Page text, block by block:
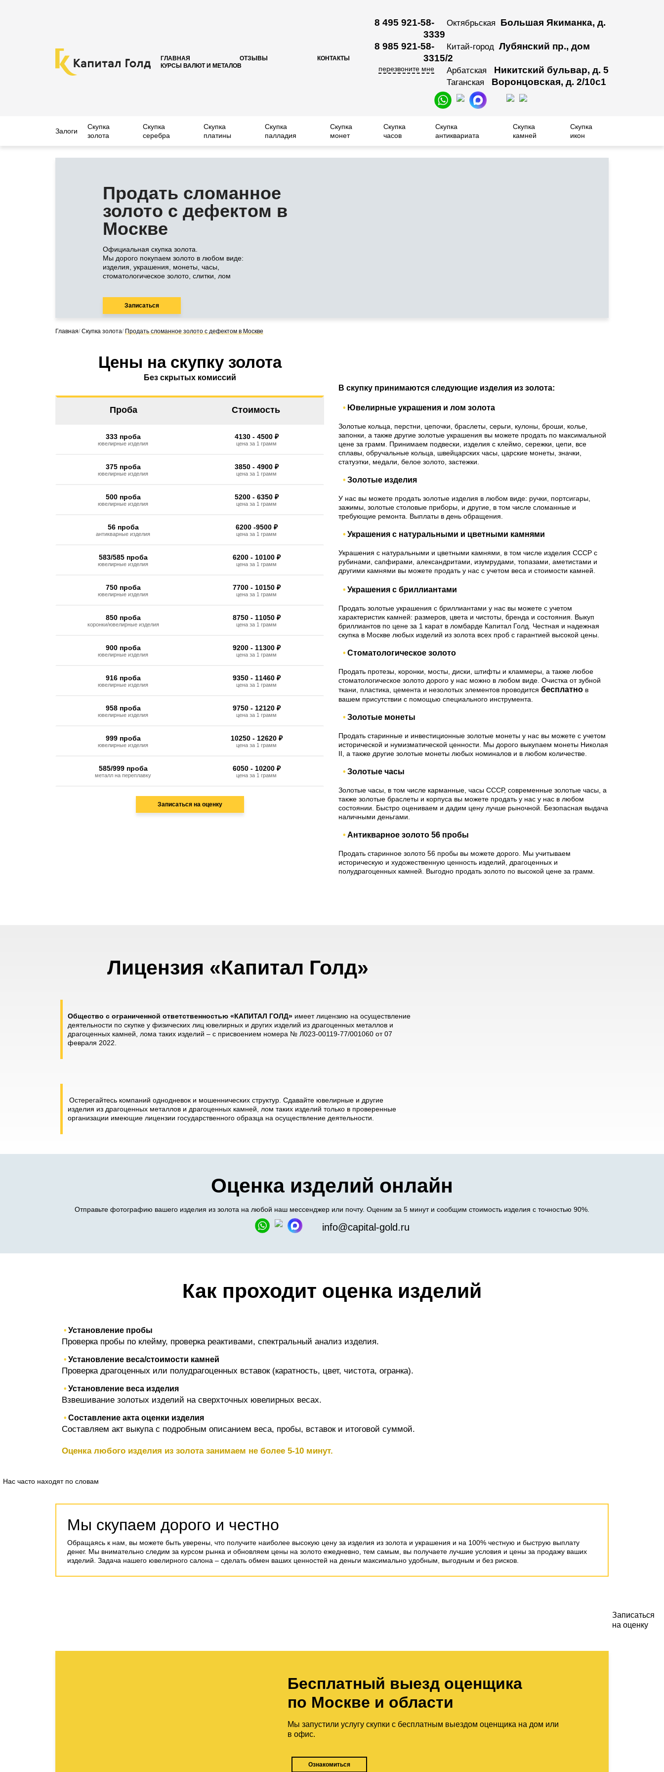
ГЛАВНАЯ ОТЗЫВЫ
КОНТАКТЫ
КУРСЫ ВАЛЮТ И МЕТАЛОВ
8 495 921-58-
33
8 985 921-58-
33
перезвоните мне
Октябрьская
Большая Якиманка, д.
39
Китай-город Лубянский пр., дом
15/2
Арбатская Никитский бульвар, д. 5
Таганская Воронцовская, д. 2/10с1
Залоги
Скупка
золота
Скупка
серебра
Скупка
платины
Скупка
палладия
Скупка
монет
Скупка
часов
Скупка
антиквариата
Скупка
камней
Скупка
икон
Продать сломанное
золото с дефектом в
Москве
Официальная скупка золота.
Мы дорого покупаем золото в любом виде:
изделия, украшения, монеты, часы,
стоматологическое золото, слитки, лом
Записаться
Главная/ Скупка золота/ Продать сломанное золото с дефектом в Москве
Цены на скупку золота
Без скрытых комиссий
Проба Стоимость
333 проба
ювелирные изделия
4130 - 4500 ₽
цена за 1 грамм
375 проба
ювелирные изделия
3850 - 4900 ₽
цена за 1 грамм
500 проба
ювелирные изделия
5200 - 6350 ₽
цена за 1 грамм
56 проба
антикварные изделия
6200 -9500 ₽
цена за 1 грамм
583/585 проба
ювелирные изделия
6200 - 10100 ₽
цена за 1 грамм
750 проба
ювелирные изделия
7700 - 10150 ₽
цена за 1 грамм
850 проба
коронки/ювелирные изделия
8750 - 11050 ₽
цена за 1 грамм
900 проба
ювелирные изделия
9200 - 11300 ₽
цена за 1 грамм
916 проба
ювелирные изделия
9350 - 11460 ₽
цена за 1 грамм
958 проба
ювелирные изделия
9750 - 12120 ₽
цена за 1 грамм
999 проба
ювелирные изделия
10250 - 12620 ₽
цена за 1 грамм
585/999 проба
металл на переплавку
6050 - 10200 ₽
цена за 1 грамм
Записаться на оценку
В скупку принимаются следующие изделия из золота:
Ювелирные украшения и лом золота
Золотые кольца, перстни, цепочки, браслеты, серьги, кулоны, броши, колье,
запонки, а также другие золотые украшения вы можете продать по максимальной
цене за грамм. Принимаем подвески, изделия с клеймо, сережки, цепи, все
сплавы, обручальные кольца, швейцарских часы, царские монеты, значки,
статуэтки, медали, белое золото, застежки.
Золотые изделия
У нас вы можете продать золотые изделия в любом виде: ручки, портсигары,
зажимы, золотые столовые приборы, и другие, в том числе сломанные и
требующие ремонта. Выплаты в день обращения.
Украшения с натуральными и цветными камнями
Украшения с натуральными и цветными камнями, в том числе изделия СССР с
рубинами, сапфирами, александритами, изумрудами, топазами, аметистами и
другими камнями вы можете продать у нас с учетом веса и стоимости камней.
Украшения с бриллиантами
Продать золотые украшения с бриллиантами у нас вы можете с учетом
характеристик камней: размеров, цвета и чистоты, бренда и состояния. Выкуп
бриллиантов по цене за 1 карат в ломбарде Капитал Голд. Честная и надежная
скупка в Москве любых изделий из золота всех проб с гарантией высокой цены.
Стоматологическое золото
Продать протезы, коронки, мосты, диски, штифты и кламмеры, а также любое
стоматологическое золото дорого у нас можно в любом виде. Очистка от зубной
ткани, пластика, цемента и незолотых элементов проводится бесплатно в
вашем присутствии с помощью специального инструмента.
Золотые монеты
Продать старинные и инвестиционные золотые монеты у нас вы можете с учетом
исторической и нумизматической ценности. Мы дорого выкупаем монеты Николая
II, а также другие золотые монеты любых номиналов и в любом количестве.
Золотые часы
Золотые часы, в том числе карманные, часы СССР, современные золотые часы, а
также золотые браслеты и корпуса вы можете продать у нас у нас в любом
состоянии. Быстро оцениваем и дадим цену лучше рыночной. Безопасная выдача
наличными деньгами.
Антикварное золото 56 пробы
Продать старинное золото 56 пробы вы можете дорого. Мы учитываем
историческую и художественную ценность изделий, драгоценных и
полудрагоценных камней. Выгодно продать золото по высокой цене за грамм.
Лицензия «Капитал Голд»
Общество с ограниченной ответственностью «КАПИТАЛ ГОЛД» имеет лицензию на осуществление
деятельности по скупке у физических лиц ювелирных и других изделий из драгоценных металлов и
драгоценных камней, лома таких изделий – с присвоением номера № Л023-00119-77/001060 от 07
февраля 2022.
Остерегайтесь компаний однодневок и мошеннических структур. Сдавайте ювелирные и другие
изделия из драгоценных металлов и драгоценных камней, лом таких изделий только в проверенные
организации имеющие лицензии государственного образца на осуществление деятельности.
Оценка изделий онлайн
Отправьте фотографию вашего изделия из золота на любой наш мессенджер или почту. Оценим за 5 минут и сообщим стоимость изделия с точностью 90%.
info@capital-gold.ru
Как проходит оценка изделий
Установление пробы
Проверка пробы по клейму, проверка реактивами, спектральный анализ изделия.
Установление веса/стоимости камней
Проверка драгоценных или полудрагоценных вставок (каратность, цвет, чистота, огранка).
Установление веса изделия
Взвешивание золотых изделий на сверхточных ювелирных весах.
Составление акта оценки изделия
Составляем акт выкупа с подробным описанием веса, пробы, вставок и итоговой суммой.
Оценка любого изделия из золота занимаем не более 5-10 минут.
Нас часто находят по словам
Мы скупаем дорого и честно
Обращаясь к нам, вы можете быть уверены, что получите наиболее высокую цену за изделия из золота и украшения и на 100% честную и быструю выплату
денег. Мы внимательно следим за курсом рынка и обновляем цены на золото ежедневно, тем самым, вы получаете лучшие условия и цены за продажу ваших
изделий. Задача нашего ювелирного салона – сделать обмен ваших ценностей на деньги максимально удобным, выгодным и без рисков.
Бесплатный выезд оценщика
по Москве и области
Мы запустили услугу скупки с бесплатным выездом оценщика на дом или
в офис.
Ознакомиться
Записаться
на оценку